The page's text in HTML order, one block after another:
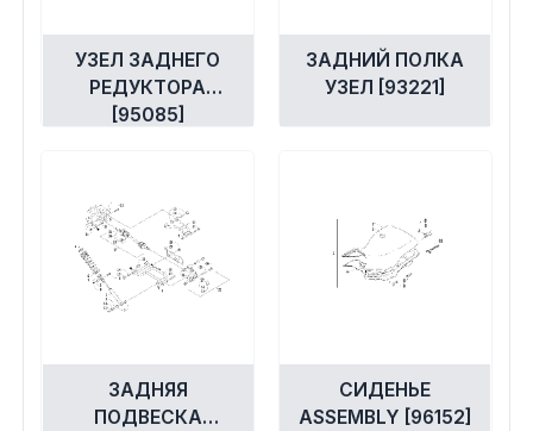
УЗЕЛ ЗАДНЕГО
РЕДУКТОРА
[95085]
ЗАДНИЙ ПОЛКА
УЗЕЛ [93221]
ЗАДНЯЯ
ПОДВЕСКА
СИДЕНЬЕ
ASSEMBLY [96152]